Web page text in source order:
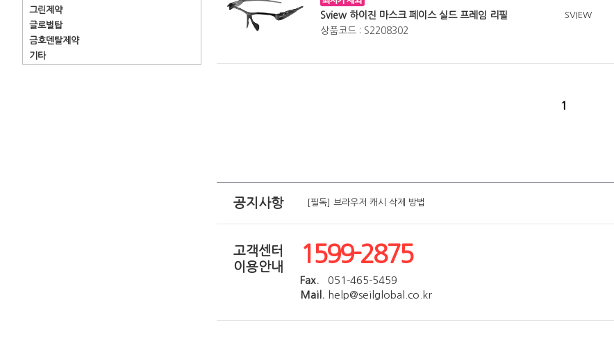
그린제약
글로벌탑
금호덴탈제약
기타
Sview 하이진 마스크 페이스 실드 프레임 리필
상품코드 : S2208302
SVIEW
1
공지사항
[필독] 브라우저 캐시 삭제 방법
[필독] 브라우저 캐시 삭제 방법
고객센터
이용안내
1599-2875
Fax.
051-465-5459
Mail. help@seilglobal.co.kr